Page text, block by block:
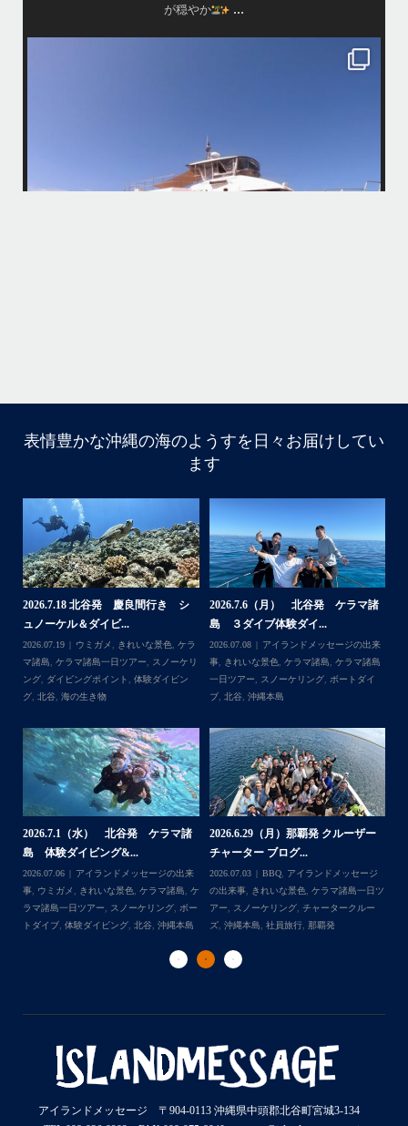
TEL:098-936-8292
・
はいさい！
4月後半の沖縄は天気予報が不安定で惑わされております…
・
大雨予報でもけっきょく晴れてたり一時的だったりで…
・
はいさい！
4月後半の沖縄は天気予報が不安定で惑わされております…
・
大雨予報でもけっきょく晴れてたり一時的だったりで…
「やっぱり海行けば良かった〜！」と後悔しそうな方がた
くさんいそうで心配です、、
まだまだゲストの数が少なくのんびり付ききりでご案内で
きる日も多いので、皆様ご予約お待ちしてます！
ウミガメ運も好調で、昨日はスノーケリングでアカウミガ
この時期は魚が多くめずらしい生物に会える確率が高いの
で大好きです。
・
...
Follow on Instagram
表情豊かな沖縄の海のようすを日々お届けしてい
ます
2026.7.18 北谷発 慶良間行き シ
ュノーケル＆ダイビ...
2026.07.19 ウミガメ きれいな景色
ケラ
マ諸島
ケラマ諸島一日ツアー
スノーケリ
ング, ダイビングポイント
体験ダイビン
グ, 北谷, 海の生き物
2026.7.6（月） 北谷発 ケラマ諸
島 ３ダイブ体験ダイ...
2026.07.08
アイランドメッセージの出来
事, きれいな景色 ケラマ諸島
ケラマ諸島
一日ツアー
スノーケリング,
ボートダイ
ブ, 北谷, 沖縄本島
2026.7.1（水） 北谷発 ケラマ諸
島 体験ダイビング&...
2026.07.06
アイランドメッセージの出来
事, ウミガメ, きれいな景色, ケラマ諸島, ケ
ラマ諸島一日ツアー, スノーケリング, ボー
トダイブ, 体験ダイビング, 北谷, 沖縄本島
2026.6.29（月）那覇発 クルーザー
チャーター ブログ...
2026.07.03 BBQ, アイランドメッセージ
の出来事, きれいな景色, ケラマ諸島一日ツ
アー, スノーケリング, チャータークルー
ズ, 沖縄本島, 社員旅行, 那覇発
アイランドメッセージ 〒904-0113 沖縄県中頭郡北谷町宮城3-134